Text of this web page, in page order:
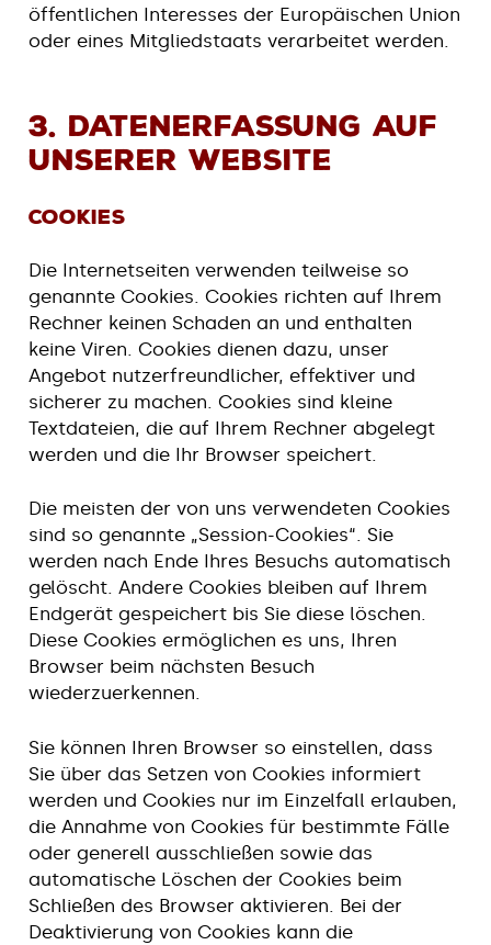
öffentlichen Interesses der Europäischen Union
oder eines Mitgliedstaats verarbeitet werden.
3. Datenerfassung auf
unserer Website
Cookies
Die Internetseiten verwenden teilweise so
genannte Cookies. Cookies richten auf Ihrem
Rechner keinen Schaden an und enthalten
keine Viren. Cookies dienen dazu, unser
Angebot nutzerfreundlicher, effektiver und
sicherer zu machen. Cookies sind kleine
Textdateien, die auf Ihrem Rechner abgelegt
werden und die Ihr Browser speichert.
Die meisten der von uns verwendeten Cookies
sind so genannte „Session-Cookies“. Sie
werden nach Ende Ihres Besuchs automatisch
gelöscht. Andere Cookies bleiben auf Ihrem
Endgerät gespeichert bis Sie diese löschen.
Diese Cookies ermöglichen es uns, Ihren
Browser beim nächsten Besuch
wiederzuerkennen.
Sie können Ihren Browser so einstellen, dass
Sie über das Setzen von Cookies informiert
werden und Cookies nur im Einzelfall erlauben,
die Annahme von Cookies für bestimmte Fälle
oder generell ausschließen sowie das
automatische Löschen der Cookies beim
Schließen des Browser aktivieren. Bei der
Deaktivierung von Cookies kann die